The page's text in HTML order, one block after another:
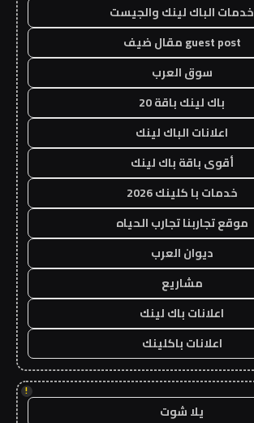
خدمات الباك لينك والجيست
guest post مقال ضيف
سوق العرب
باك لينك باقة 20
اعلانات الباك لينك
أقوى باقة باك لينك
خدمات با كلينك 2026
موقع تجاربنا تجارب الحياه
ديوان العرب
مشاريع
اعلانات باك لينك
اعلانات باكلينك
!
يلا شوت